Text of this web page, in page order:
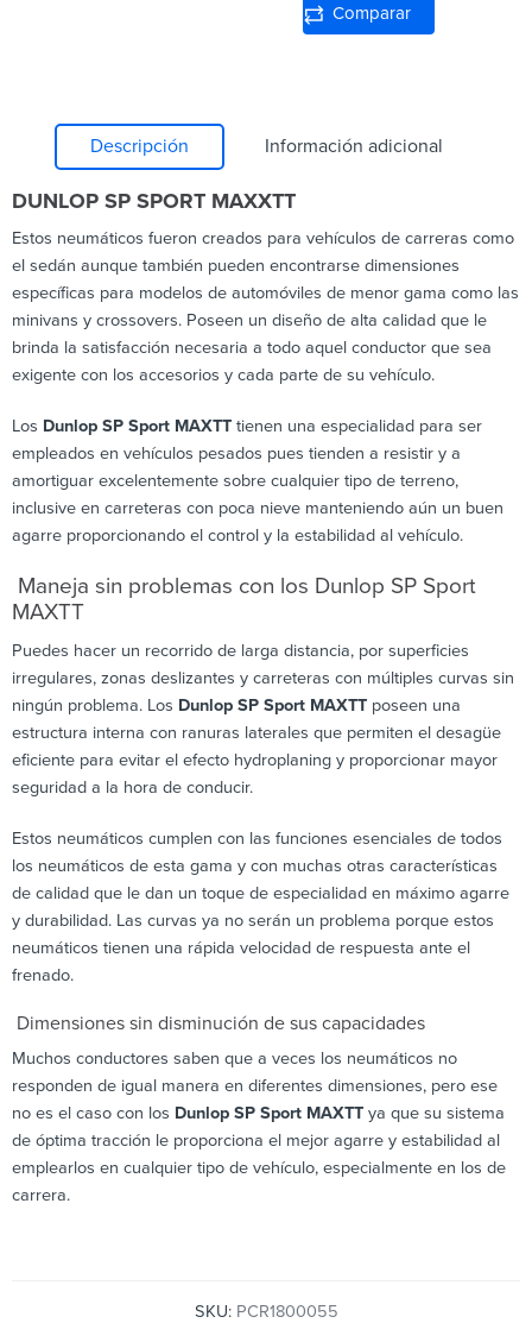
Comparar
Descripción Información adicional
DUNLOP SP SPORT MAXXTT
Estos neumáticos fueron creados para vehículos de carreras como
el sedán aunque también pueden encontrarse dimensiones
específicas para modelos de automóviles de menor gama como las
minivans y crossovers. Poseen un diseño de alta calidad que le
brinda la satisfacción necesaria a todo aquel conductor que sea
exigente con los accesorios y cada parte de su vehículo.
Los Dunlop SP Sport MAXTT tienen una especialidad para ser
empleados en vehículos pesados pues tienden a resistir y a
amortiguar excelentemente sobre cualquier tipo de terreno,
inclusive en carreteras con poca nieve manteniendo aún un buen
agarre proporcionando el control y la estabilidad al vehículo.
Maneja sin problemas con los Dunlop SP Sport
MAXTT
Puedes hacer un recorrido de larga distancia, por superficies
irregulares, zonas deslizantes y carreteras con múltiples curvas sin
ningún problema. Los Dunlop SP Sport MAXTT poseen una
estructura interna con ranuras laterales que permiten el desagüe
eficiente para evitar el efecto hydroplaning y proporcionar mayor
seguridad a la hora de conducir.
Estos neumáticos cumplen con las funciones esenciales de todos
los neumáticos de esta gama y con muchas otras características
de calidad que le dan un toque de especialidad en máximo agarre
y durabilidad. Las curvas ya no serán un problema porque estos
neumáticos tienen una rápida velocidad de respuesta ante el
frenado.
Dimensiones sin disminución de sus capacidades
Muchos conductores saben que a veces los neumáticos no
responden de igual manera en diferentes dimensiones, pero ese
no es el caso con los Dunlop SP Sport MAXTT ya que su sistema
de óptima tracción le proporciona el mejor agarre y estabilidad al
emplearlos en cualquier tipo de vehículo, especialmente en los de
carrera.
SKU: PCR1800055